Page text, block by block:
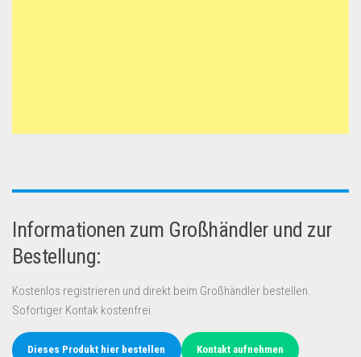
Informationen zum Großhändler und zur
Bestellung:
Kostenlos registrieren und direkt beim Großhändler bestellen.
Sofortiger Kontak kostenfrei.
Dieses Produkt hier bestellen Kontakt aufnehmen